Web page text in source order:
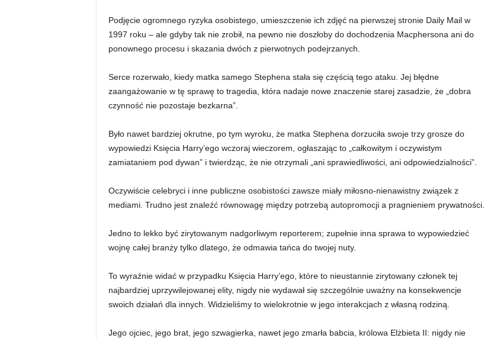
Podjęcie ogromnego ryzyka osobistego, umieszczenie ich zdjęć na pierwszej stronie Daily Mail w
1997 roku – ale gdyby tak nie zrobił, na pewno nie doszłoby do dochodzenia Macphersona ani do
ponownego procesu i skazania dwóch z pierwotnych podejrzanych.
Serce rozerwało, kiedy matka samego Stephena stała się częścią tego ataku. Jej błędne
zaangażowanie w tę sprawę to tragedia, która nadaje nowe znaczenie starej zasadzie, że „dobra
czynność nie pozostaje bezkarna”.
Było nawet bardziej okrutne, po tym wyroku, że matka Stephena dorzuciła swoje trzy grosze do
wypowiedzi Księcia Harry’ego wczoraj wieczorem, ogłaszając to „całkowitym i oczywistym
zamiataniem pod dywan” i twierdząc, że nie otrzymali „ani sprawiedliwości, ani odpowiedzialności”.
Oczywiście celebryci i inne publiczne osobistości zawsze miały miłosno-nienawistny związek z
mediami. Trudno jest znaleźć równowagę między potrzebą autopromocji a pragnieniem prywatności.
Jedno to lekko być zirytowanym nadgorliwym reporterem; zupełnie inna sprawa to wypowiedzieć
wojnę całej branży tylko dlatego, że odmawia tańca do twojej nuty.
To wyraźnie widać w przypadku Księcia Harry’ego, które to nieustannie zirytowany członek tej
najbardziej uprzywilejowanej elity, nigdy nie wydawał się szczególnie uważny na konsekwencje
swoich działań dla innych. Widzieliśmy to wielokrotnie w jego interakcjach z własną rodziną.
Jego ojciec, jego brat, jego szwagierka, nawet jego zmarła babcia, królowa Elżbieta II: nigdy nie